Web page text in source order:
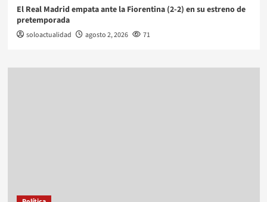
El Real Madrid empata ante la Fiorentina (2-2) en su estreno de
pretemporada
soloactualidad agosto 2, 2026 71